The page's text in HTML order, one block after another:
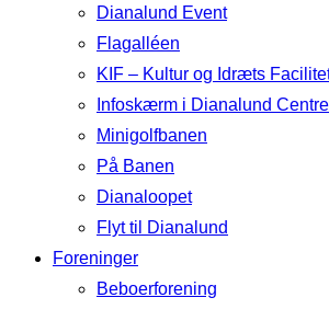
Dianalund Event
Flagalléen
KIF – Kultur og Idræts
Infoskærm i Dianalund
Minigolfbanen
På Banen
Dianaloopet
Flyt til Dianalund
Foreninger
Beboerforening